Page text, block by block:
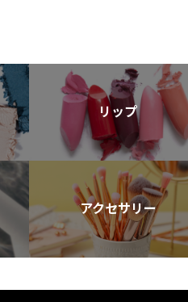
リップ
アクセサリー